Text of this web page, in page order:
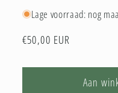
Lage voorraad: nog
Normale
€50,00 EUR
Aan